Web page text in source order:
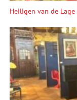
Heiligen van de